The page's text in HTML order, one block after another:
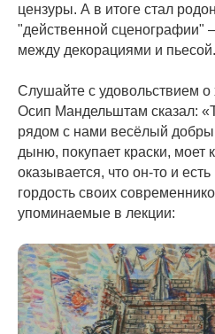
цензуры. А в итоге стал
"действенной сценографии"
между декорациями и пьесой.
Слушайте с удовольствием о
Осип Мандельштам сказал:
рядом с нами весёлый
дыню, покупает краски, моет
оказывается, что он-то и
гордость своих
упоминаемые в лекции: